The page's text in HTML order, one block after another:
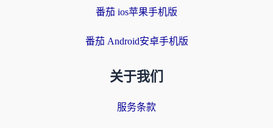
番茄 ios苹果手机版
番茄 Android安卓手机版
关于我们
服务条款